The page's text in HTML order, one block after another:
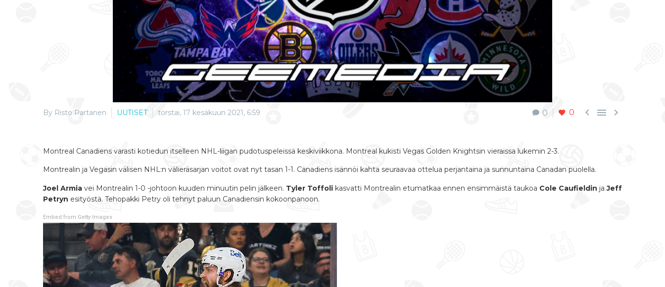
0 0   
By Risto Partanen UUTISET torstai, 17 kesäkuun 2021, 6:59
Montreal Canadiens varasti kotiedun itselleen NHL-liigan pudotuspeleissä keskiviikkona. Montreal kukisti Vegas Golden Knightsin vieraissa lukemin 2-3.
Montrealin ja Vegasin välisen NHL:n välieräsarjan voitot ovat nyt tasan 1-1. Canadiens isännöi kahta seuraavaa ottelua perjantaina ja sunnuntaina Canadan puolella.
Joel Armia vei Montrealin 1-0 -johtoon kuuden minuutin pelin jälkeen. Tyler Toffoli kasvatti Montrealin etumatkaa ennen ensimmäistä taukoa Cole Caufieldin jaJeff
Petryn esityöstä. Tehopakki Petry oli tehnyt paluun Canadiensin kokoonpanoon.
Embed from Getty Images